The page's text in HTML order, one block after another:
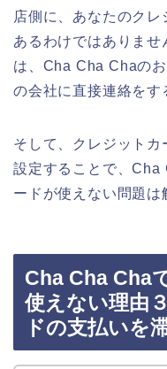
店側に、あなたのク
あるわけではありま
は、Cha Cha Chaの
の会社に直接連絡をす
そして、クレジットカ
設定することで、Cha
ードが使えない問題は
Cha Cha Cha
使えない理由
ドの支払いを